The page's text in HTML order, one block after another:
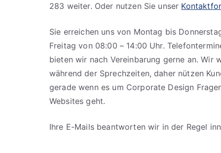
283 weiter. Oder nutzen Sie unser
Sie erreichen uns von Montag bis
Freitag von 08:00 – 14:00 Uhr.
bieten wir nach Vereinbarung gerne an. Wir
während der Sprechzeiten, daher nützen
gerade wenn es um Corporate Design
Websites geht.
Ihre E-Mails beantworten wir in der Regel